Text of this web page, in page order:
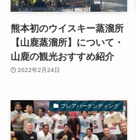
熊本初のウイスキー蒸溜所
【山鹿蒸溜所】について・
山鹿の観光おすすめ紹介
2022年2月24日
フレアバーテンディング